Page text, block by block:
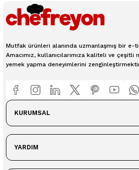
Mutfak ürünleri alanında uzmanlaşmış bir
Amacımız, kullanıcılarımıza kaliteli ve
yemek yapma deneyimlerini
KURUMSAL
YARDIM